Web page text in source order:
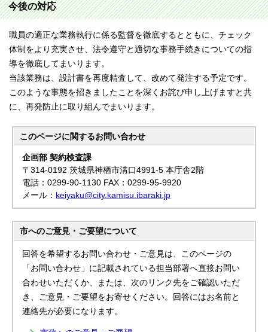
今後の対応
職員の適正な業務執行に係る監督を徹底するとともに、チェック
体制をより充実させ、法令遵守と適切な事務手続きについての指
導を徹底してまいります。
当該業務は、設計書を再度精査して、改めて発注する予定です。
このような事態を招きましたことを深くお詫び申し上げますと共
に、再発防止に取り組んでまいります。
このページに関するお問い合わせ
企画部 契約検査課
〒314-0192 茨城県神栖市溝口4991-5 本庁舎2階
電話：0299-90-1130 FAX：0299-95-9920
メール： keiyaku@city.kamisu.ibaraki.jp
市へのご意見・ご要望について
回答を希望するお問い合わせ・ご意見は、このページの
「お問い合わせ」に記載されている担当部署へ直接お問い
合わせいただくか、または、次のリンク先をご確認いただ
き、ご意見・ご要望をお寄せください。回答にはお名前と
連絡先が必要になります。